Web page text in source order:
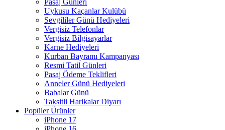
Uykusu Kaçanlar Kulübü
Sevgililer Günü Hediyeleri
Vergisiz Telefonlar
Vergisiz Bilgisayarlar
Karne Hediyeleri
Kurban Bayramı Kampanyası
Resmi Tatil Günleri
Pasaj Ödeme Teklifleri
Anneler Günü Hediyeleri
Babalar Günü
Taksitli Harikalar Diyarı
Popüler Ürünler
iPhone 17